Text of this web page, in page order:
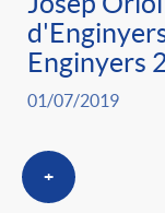
Enginyers
01/07/2019
+